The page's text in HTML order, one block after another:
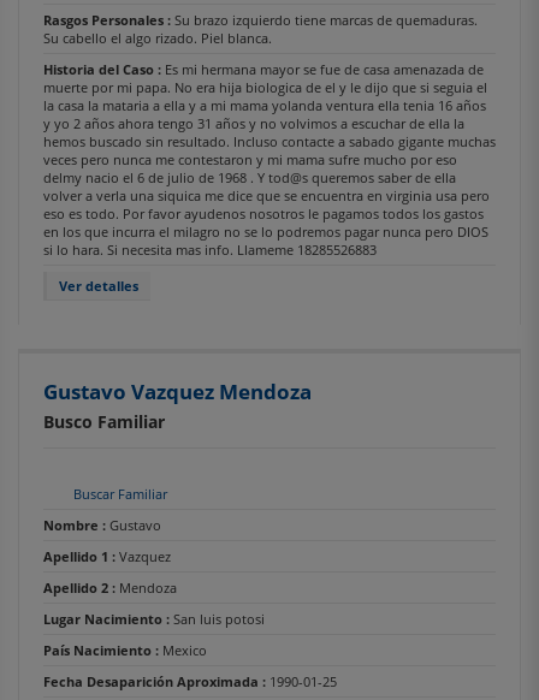
Rasgos Personales : Su brazo izquierdo tiene marcas de quemaduras.
Su cabello el algo rizado. Piel blanca.
Historia del Caso : Es mi hermana mayor se fue de casa amenazada de
muerte por mi papa. No era hija biologica de el y le dijo que si seguia el
la casa la mataria a ella y a mi mama yolanda ventura ella tenia 16 años
y yo 2 años ahora tengo 31 años y no volvimos a escuchar de ella la
hemos buscado sin resultado. Incluso contacte a sabado gigante muchas
veces pero nunca me contestaron y mi mama sufre mucho por eso
delmy nacio el 6 de julio de 1968 . Y tod@s queremos saber de ella
volver a verla una siquica me dice que se encuentra en virginia usa pero
eso es todo. Por favor ayudenos nosotros le pagamos todos los gastos
en los que incurra el milagro no se lo podremos pagar nunca pero DIOS
si lo hara. Si necesita mas info. Llameme 18285526883
Ver detalles
Gustavo Vazquez Mendoza
Busco Familiar
Buscar Familiar
Nombre : Gustavo
Apellido 1 : Vazquez
Apellido 2 : Mendoza
Lugar Nacimiento : San luis potosi
País Nacimiento : Mexico
Fecha Desaparición Aproximada : 1990-01-25